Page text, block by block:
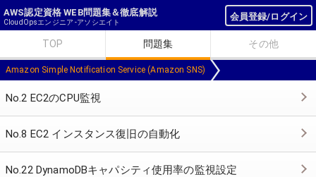
AWS認定資格 WEB問題集＆徹底解説 会員登録/ログイン
CloudOpsエンジニア -アソシエイト
TOP 問題集 その他
Amazon Simple Notification Service (Amazon SNS)
No.2 EC2のCPU監視
No.8 EC2 インスタンス復旧の自動化
No.22 DynamoDBキャパシティ使用率の監視設定